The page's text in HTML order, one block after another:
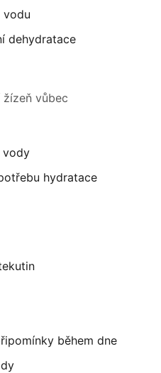
vodu
dehydratace
vůbec
vody
hydratace
během dne